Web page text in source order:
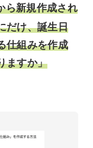
ら新規作成され
だけ、誕生日
仕組みを作成
ますか」